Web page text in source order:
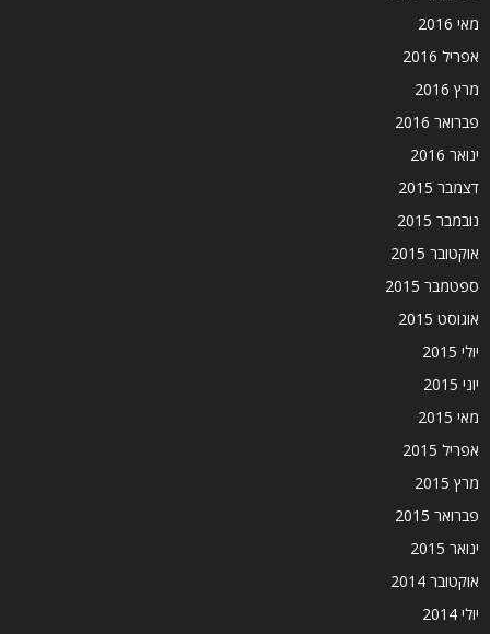
מאי 2016
אפריל 2016
מרץ 2016
פברואר 2016
ינואר 2016
דצמבר 2015
נובמבר 2015
אוקטובר 2015
ספטמבר 2015
אוגוסט 2015
יולי 2015
יוני 2015
מאי 2015
אפריל 2015
מרץ 2015
פברואר 2015
ינואר 2015
אוקטובר 2014
יולי 2014